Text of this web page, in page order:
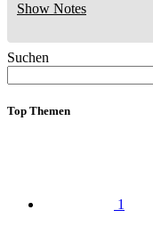
Show Notes
Suchen
Top Themen
1